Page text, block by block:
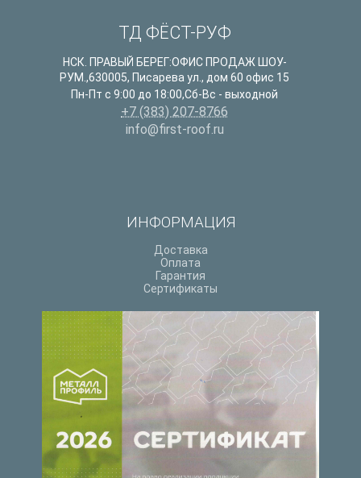
ТД ФЁСТ-РУФ
НСК. ПРАВЫЙ БЕРЕГ:ОФИС ПРОДАЖ ШОУ-
РУМ. ,630005, Писарева ул., дом 60 офис 15
Пн-Пт с 9:00 до 18:00,Сб-Вс - выходной
+7 (383) 207-8766
info@first-roof.ru
ИНФОРМАЦИЯ
Доставка
Оплата
Гарантия
Сертификаты